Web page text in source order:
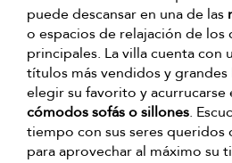
puede descansar en una de las
o espacios de relajación de
principales. La villa cuenta con
títulos más vendidos y grandes
elegir su favorito y acurrucarse
cómodos sofás o sillones.
tiempo con sus seres queridos
para aprovechar al máximo su